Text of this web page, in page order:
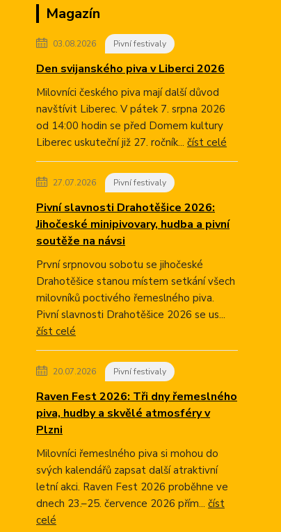
Magazín
03.08.2026 Pivní festivaly
Den svijanského piva v Liberci 2026
Milovníci českého piva mají další důvod
navštívit Liberec. V pátek 7. srpna 2026
od 14:00 hodin se před Domem kultury
Liberec uskuteční již 27. ročník... číst celé
27.07.2026 Pivní festivaly
Pivní slavnosti Drahotěšice 2026:
Jihočeské minipivovary, hudba a pivní
soutěže na návsi
První srpnovou sobotu se jihočeské
Drahotěšice stanou místem setkání všech
milovníků poctivého řemeslného piva.
Pivní slavnosti Drahotěšice 2026 se us...
číst celé
20.07.2026 Pivní festivaly
Raven Fest 2026: Tři dny řemeslného
piva, hudby a skvělé atmosféry v
Plzni
Milovníci řemeslného piva si mohou do
svých kalendářů zapsat další atraktivní
letní akci. Raven Fest 2026 proběhne ve
dnech 23.–25. července 2026 přím... číst
celé